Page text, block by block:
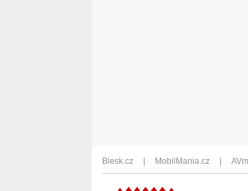
Blesk.cz MobilMania.cz